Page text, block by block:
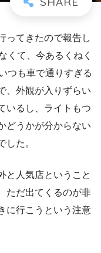
ってきたので報告し
くて、今あるくねく
つも車で通りすぎる
、外観が入りずらい
いるし、ライトもつ
どうかが分からない
した。
と人気店ということ
ただ出てくるのが非
に行こうという注意